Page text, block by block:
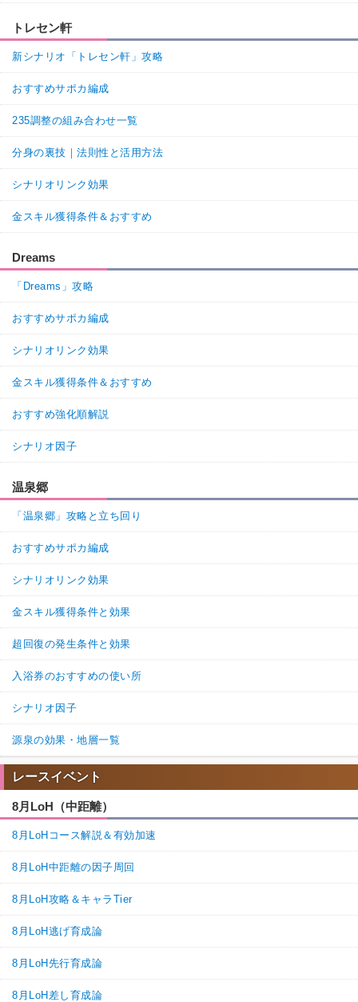
トレセン軒
新シナリオ「トレセン軒」攻略
おすすめサポカ編成
235調整の組み合わせ一覧
分身の裏技｜法則性と活用方法
シナリオリンク効果
金スキル獲得条件＆おすすめ
Dreams
「Dreams」攻略
おすすめサポカ編成
シナリオリンク効果
金スキル獲得条件＆おすすめ
おすすめ強化順解説
シナリオ因子
温泉郷
「温泉郷」攻略と立ち回り
おすすめサポカ編成
シナリオリンク効果
金スキル獲得条件と効果
超回復の発生条件と効果
入浴券のおすすめの使い所
シナリオ因子
源泉の効果・地層一覧
レースイベント
8月LoH（中距離）
8月LoHコース解説＆有効加速
8月LoH中距離の因子周回
8月LoH攻略＆キャラTier
8月LoH逃げ育成論
8月LoH先行育成論
8月LoH差し育成論